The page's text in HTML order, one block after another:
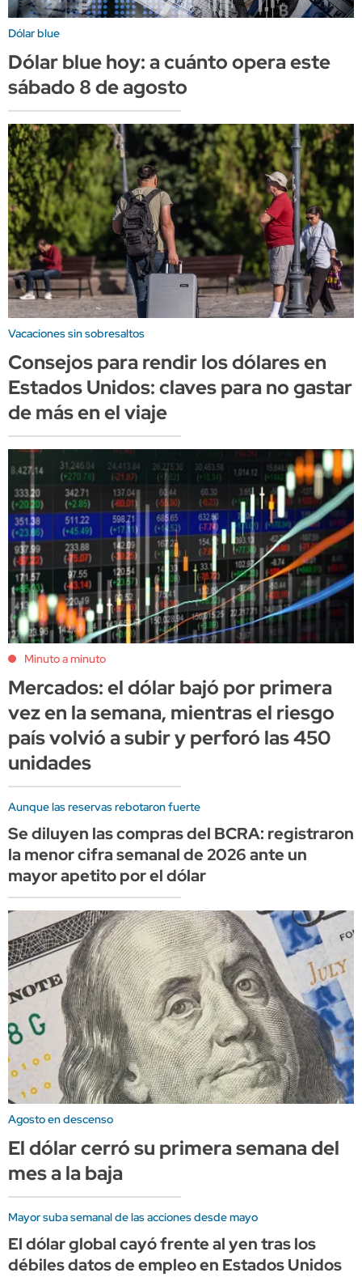
Dólar blue
Dólar blue hoy: a cuánto opera este
sábado 8 de agosto
Vacaciones sin sobresaltos
Consejos para rendir los dólares en
Estados Unidos: claves para no gastar
de más en el viaje
Minuto a minuto
Mercados: el dólar bajó por primera
vez en la semana, mientras el riesgo
país volvió a subir y perforó las 450
unidades
Aunque las reservas rebotaron fuerte
Se diluyen las compras del BCRA: registraron
la menor cifra semanal de 2026 ante un
mayor apetito por el dólar
Agosto en descenso
El dólar cerró su primera semana del
mes a la baja
Mayor suba semanal de las acciones desde mayo
El dólar global cayó frente al yen tras los
débiles datos de empleo en Estados Unidos